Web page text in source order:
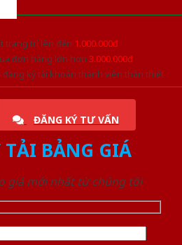
trang trí lên đến 1.000.000đ
đơn hàng lớn hơn 3.000.000đ
ký tài khoản thành viên thân thiết
ĐĂNG KÝ TƯ VẤN
BẢNG GIÁ
giá mới nhất từ chúng tôi